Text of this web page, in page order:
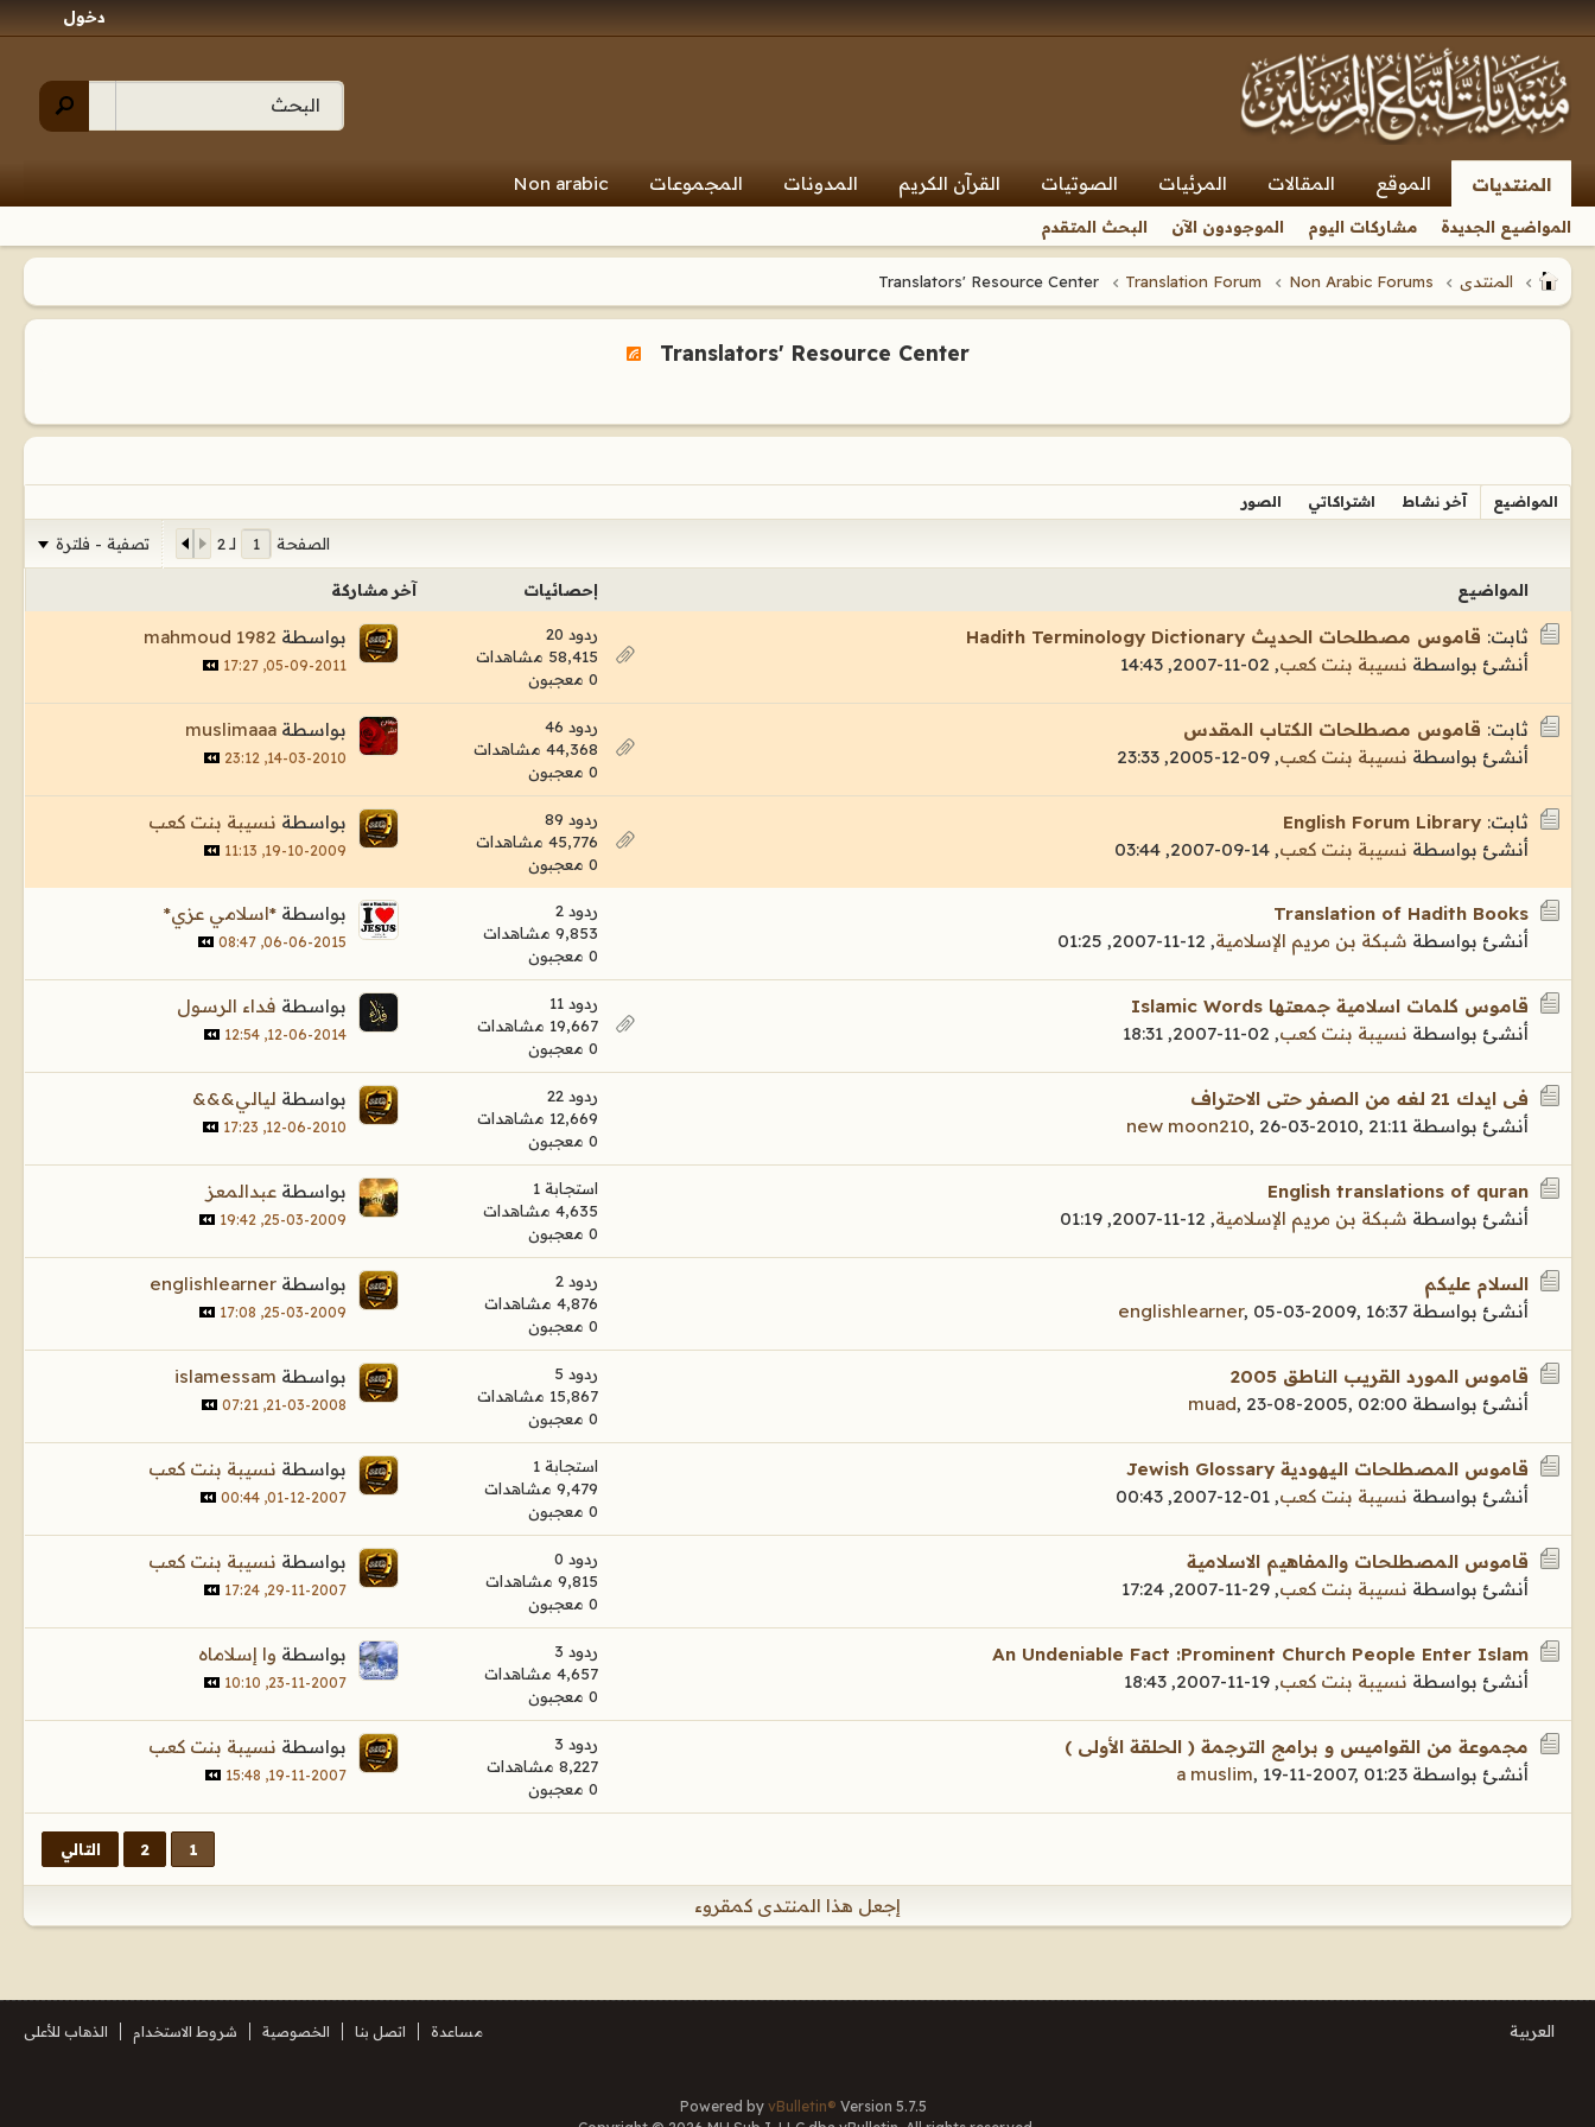
دخول
المنتديات الموقع المقالات المرئيات الصوتيات القرآن الكريم المدونات المجموعات Non arabic
المواضيع الجديدة مشاركات اليوم الموجودون الآن البحث المتقدم
المنتدى Non Arabic Forums
Translation Forum
Translators' Resource Center
المواضيع آخر نشاط اشتراكاتي الصور
الصفحة لـ2 تصفية - فلترة
المواضيع إحصائيات آخر مشاركة
ثابت: قاموس مصطلحات الحديث Hadith Terminology Dictionary
أنشئ بواسطة نسيبة بنت كعب,
02-11-2007, 14:43
ردود 20
58,415 مشاهدات
0 معجبون
بواسطة mahmoud 1982
05-09-2011, 17:27
ثابت: قاموس مصطلحات الكتاب المقدس
أنشئ بواسطة نسيبة بنت كعب,
09-12-2005, 23:33
ردود 46
44,368 مشاهدات
0 معجبون
بواسطةmuslimaaa
14-03-2010, 23:12
ثابت: English Forum Library
أنشئ بواسطة نسيبة بنت كعب,
14-09-2007, 03:44
ردود 89
45,776 مشاهدات
0 معجبون
بواسطة نسيبة بنت كعب
19-10-2009, 11:13
Translation of Hadith Books
أنشئ بواسطة شبكة بن مريم الإسلامية,
12-11-2007, 01:25
ردود 2
9,853 مشاهدات
0 معجبون
بواسطة*اسلامي عزي*
06-06-2015, 08:47
قاموس كلمات اسلامية جمعتها Islamic Words
أنشئ بواسطة نسيبة بنت كعب,
02-11-2007, 18:31
ردود 11
19,667 مشاهدات
0 معجبون
بواسطة فداء الرسول
12-06-2014, 12:54
فى ايدك 21 لغه من الصفر حتى الاحتراف
أنشئ بواسطة
new moon210, 26-03-2010, 21:11
ردود 22
12,669 مشاهدات
0 معجبون
بواسطة ليالي&&&
12-06-2010, 17:23
English translations of quran
أنشئ بواسطة شبكة بن مريم الإسلامية,
12-11-2007, 01:19
استجابة 1
4,635 مشاهدات
0 معجبون
بواسطةعبدالمعز
25-03-2009, 19:42
السلام عليكم
أنشئ بواسطة
englishlearner, 05-03-2009, 16:37
ردود 2
4,876 مشاهدات
0 معجبون
بواسطةenglishlearner
25-03-2009, 17:08
قاموس المورد القريب الناطق 2005
أنشئ بواسطة
muad, 23-08-2005, 02:00
ردود 5
15,867 مشاهدات
0 معجبون
بواسطة islamessam
21-03-2008, 07:21
قاموس المصطلحات اليهودية Jewish Glossary
أنشئ بواسطة نسيبة بنت كعب,
01-12-2007, 00:43
استجابة 1
9,479 مشاهدات
0 معجبون
بواسطة نسيبة بنت كعب
01-12-2007, 00:44
قاموس المصطلحات والمفاهيم الاسلامية
أنشئ بواسطة نسيبة بنت كعب,
29-11-2007, 17:24
ردود 0
9,815 مشاهدات
0 معجبون
بواسطة نسيبة بنت كعب
29-11-2007, 17:24
An Undeniable Fact :Prominent Church People Enter Islam
أنشئ بواسطة نسيبة بنت كعب,
19-11-2007, 18:43
ردود 3
4,657 مشاهدات
0 معجبون
بواسطة وا إسلاماه
23-11-2007, 10:10
مجموعة من القواميس و برامج الترجمة ( الحلقة الأولى )
أنشئ بواسطة
a muslim, 19-11-2007, 01:23
ردود 3
8,227 مشاهدات
0 معجبون
بواسطة نسيبة بنت كعب
19-11-2007, 15:48
1
2 التالي
إجعل هذا المنتدى كمقروء
العربية مساعدة اتصل بنا الخصوصية شروط الاستخدام الذهاب للأعلى
Powered by vBulletin® Version 5.7.5